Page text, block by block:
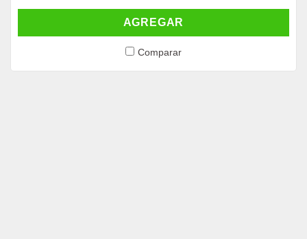
AGREGAR
Comparar